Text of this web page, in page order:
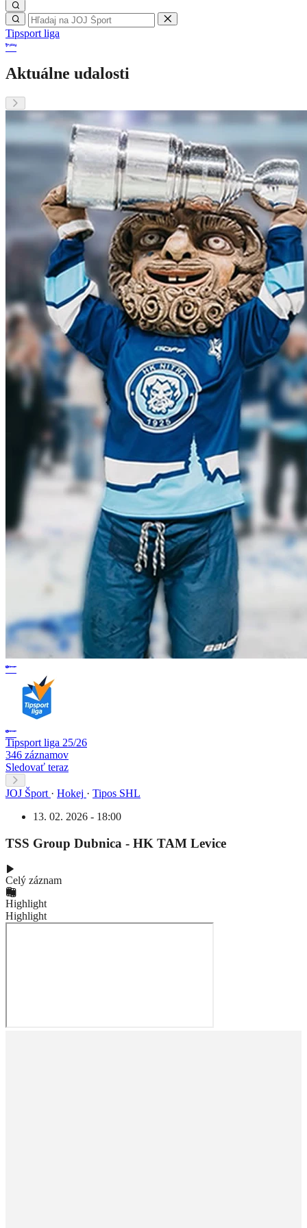
Tipsport liga
Aktuálne udalosti
Tipsport liga 25/26
346 záznamov
Sledovať teraz
JOJ Šport · Hokej · Tipos SHL
13. 02. 2026 - 18:00
TSS Group Dubnica - HK TAM Levice
Celý záznam
Highlight
Highlight